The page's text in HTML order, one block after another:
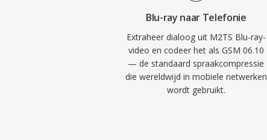
Blu-ray naar Telefonie
Extraheer dialoog uit M2TS Blu-ray-
video en codeer het als GSM 06.10
— de standaard spraakcompressie
die wereldwijd in mobiele netwerken
wordt gebruikt.